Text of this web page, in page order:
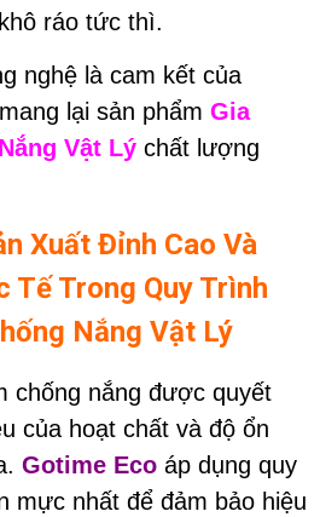
ráo tức thì.
nghệ là cam kết của
lại sản phẩm Gia
Vật Lý chất lượng
Xuất Đỉnh Cao Và
Tế Trong Quy Trình
Nắng Vật Lý
chống nắng được quyết
của hoạt chất và độ ổn
Gotime Eco áp dụng quy
mực nhất để đảm bảo hiệu